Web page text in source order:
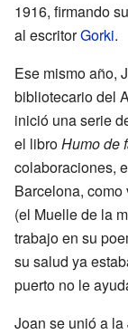
1916, firmando
al escritorGorki.
Ese mismo año,
bibliotecario del
inició una serie
el libroHumo de
colaboraciones,
Barcelona,
(el Muelle de la
trabajo en su
su salud ya
puerto no le
Joan se unió a